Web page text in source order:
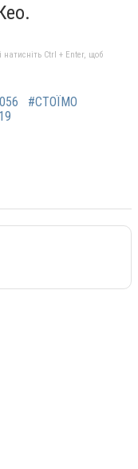
натисніть Ctrl + Enter, щоб
#СТОЇМО